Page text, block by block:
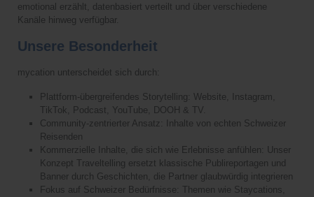
emotional erzählt, datenbasiert verteilt und über verschiedene
Kanäle hinweg verfügbar.
Unsere Besonderheit
mycation unterscheidet sich durch:
Plattform-übergreifendes Storytelling: Website, Instagram,
TikTok, Podcast, YouTube, DOOH & TV.
Community-zentrierter Ansatz: Inhalte von echten Schweizer
Reisenden
Kommerzielle Inhalte, die sich wie Erlebnisse anfühlen: Unser
Konzept Traveltelling ersetzt klassische Publireportagen und
Banner durch Geschichten, die Partner glaubwürdig integrieren
Fokus auf Schweizer Bedürfnisse: Themen wie Staycations,